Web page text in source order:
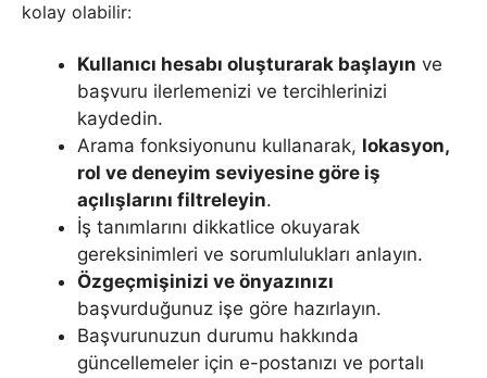
kolay olabilir:
Kullanıcı hesabı oluşturarak başlayın ve
başvuru ilerlemenizi ve tercihlerinizi
kaydedin.
Arama fonksiyonunu kullanarak, lokasyon,
rol ve deneyim seviyesine göre iş
açılışlarını filtreleyin.
İş tanımlarını dikkatlice okuyarak
gereksinimleri ve sorumlulukları anlayın.
Özgeçmişinizi ve önyazınızı
başvurduğunuz işe göre hazırlayın.
Başvurunuzun durumu hakkında
güncellemeler için e-postanızı ve portalı